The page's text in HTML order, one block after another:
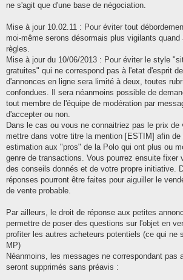
ne s'agit que d'une base de négociation.
Mise à jour 10.02.11 : Pour éviter tout
moi-même serons désormais plus vigilants
règles.
Mise à jour du 10/06/2013 : Pour éviter le style
gratuites" qui ne correspond pas à l'etat d'esprit
d'annonces en ligne sera limité à deux, toutes
confondues. Il sera néanmoins possible de
tout membre de l'équipe de modération par
d'accepter ou non.
Dans le cas ou vous ne connaitriez pas le prix
mettre dans votre titre la mention [ESTIM] afin de
estimation aux "pros" de la Polo qui ont plus ou
genre de transactions. Vous pourrez ensuite fixer
des conseils donnés et de votre propre initiative.
réponses pourront être faites pour aiguiller le
de vente probable.
Par ailleurs, le droit de réponse aux petites
permettre de poser des questions sur l'objet en
profiter les autres acheteurs potentiels (ce qui ne
MP)
Néanmoins, les messages ne correspondant pas
seront supprimés sans préavis :